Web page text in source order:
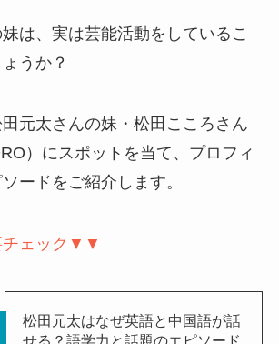
は、実は芸能活動をしているこ
うか？
元太さんの妹・松田こころさん
）にスポットを当て、プロフィ
ードをご紹介します。
ェック▼▼
松田元太はなぜ英語と中国語が話
せる？語学力と話題のエピソード